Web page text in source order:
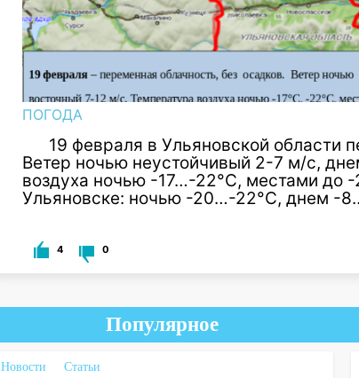
ПОГОДА
19 февраля в Ульяновской области
Ветер ночью неустойчивый 2-7 м/с,
воздуха ночью -17…-22°С, местами до
Ульяновске: ночью -20…-22°С, днем -8
4 0
Популярное
Новости
Статьи